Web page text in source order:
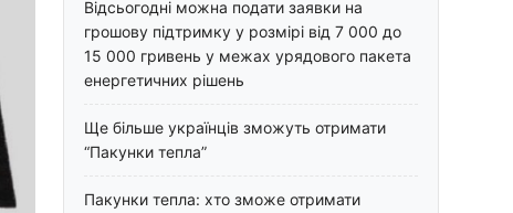
Відсьогодні можна подати заявки на
грошову підтримку у розмірі від 7 000 до
15 000 гривень у межах урядового пакета
енергетичних рішень
Ще більше українців зможуть отримати
“Пакунки тепла”
Пакунки тепла: хто зможе отримати